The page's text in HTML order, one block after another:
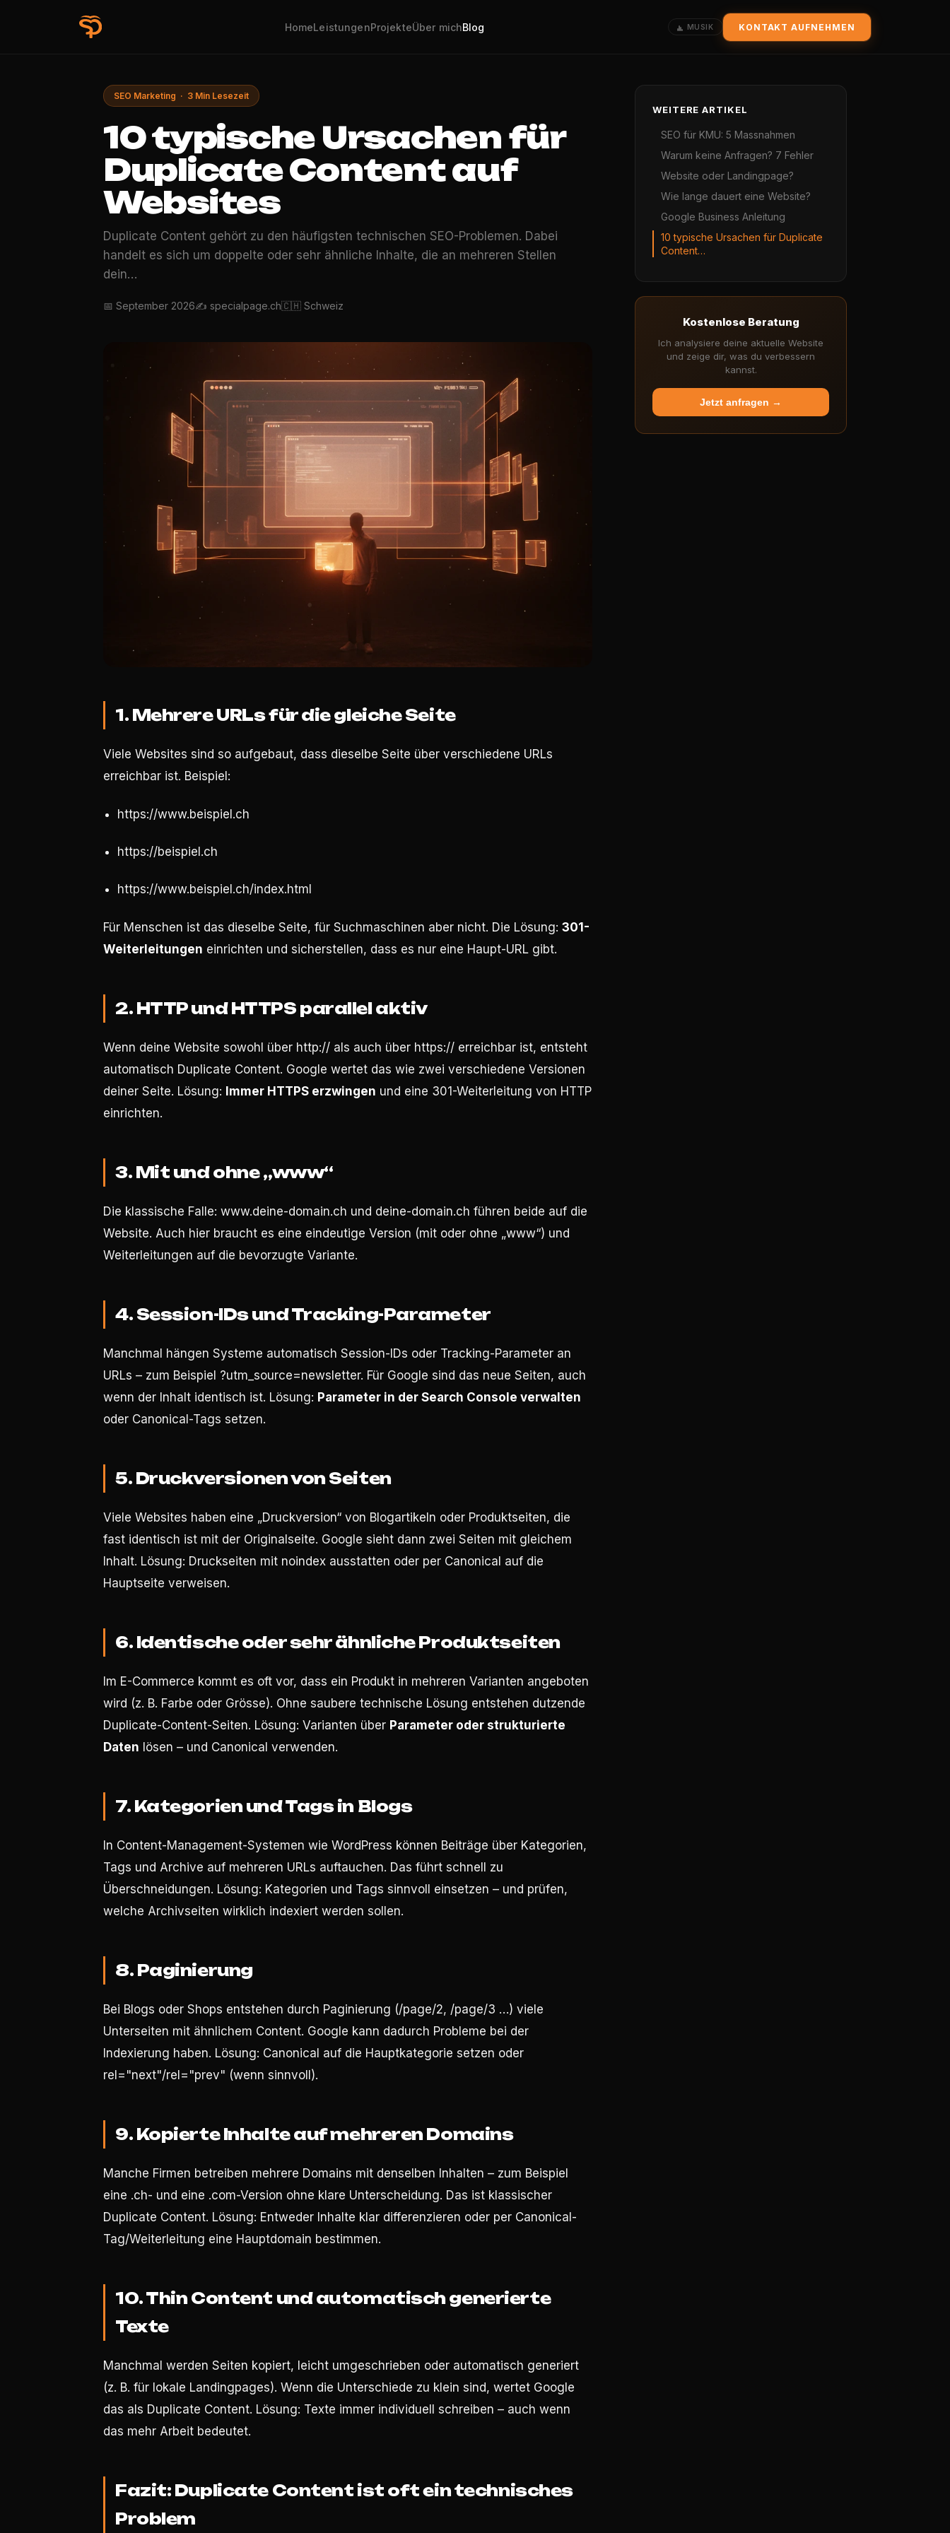
HomeLeistungenProjekteÜber michBlog MUSIK KONTAKT AUFNEHMEN
SEO Marketing · 3 Min Lesezeit
10 typische Ursachen für
Duplicate Content auf
Websites
Duplicate Content gehört zu den häufigsten technischen SEO-Problemen. Dabei
handelt es sich um doppelte oder sehr ähnliche Inhalte, die an mehreren Stellen
dein…
📅 September 2026✍️ specialpage.ch🇨🇭 Schweiz
1. Mehrere URLs für die gleiche Seite
Viele Websites sind so aufgebaut, dass dieselbe Seite über verschiedene URLs
erreichbar ist. Beispiel:
https://www.beispiel.ch
https://beispiel.ch
https://www.beispiel.ch/index.html
Für Menschen ist das dieselbe Seite, für Suchmaschinen aber nicht. Die Lösung: 301-
Weiterleitungen einrichten und sicherstellen, dass es nur eine Haupt-URL gibt.
2. HTTP und HTTPS parallel aktiv
Wenn deine Website sowohl über http:// als auch über https:// erreichbar ist, entsteht
automatisch Duplicate Content. Google wertet das wie zwei verschiedene Versionen
deiner Seite. Lösung: Immer HTTPS erzwingen und eine 301-Weiterleitung von HTTP
einrichten.
3. Mit und ohne „www“
Die klassische Falle: www.deine-domain.ch und deine-domain.ch führen beide auf die
Website. Auch hier braucht es eine eindeutige Version (mit oder ohne „www“) und
Weiterleitungen auf die bevorzugte Variante.
4. Session-IDs und Tracking-Parameter
Manchmal hängen Systeme automatisch Session-IDs oder Tracking-Parameter an
URLs – zum Beispiel ?utm_source=newsletter. Für Google sind das neue Seiten, auch
wenn der Inhalt identisch ist. Lösung: Parameter in der Search Console verwalten
oder Canonical-Tags setzen.
5. Druckversionen von Seiten
Viele Websites haben eine „Druckversion“ von Blogartikeln oder Produktseiten, die
fast identisch ist mit der Originalseite. Google sieht dann zwei Seiten mit gleichem
Inhalt. Lösung: Druckseiten mit noindex ausstatten oder per Canonical auf die
Hauptseite verweisen.
6. Identische oder sehr ähnliche Produktseiten
Im E-Commerce kommt es oft vor, dass ein Produkt in mehreren Varianten angeboten
wird (z. B. Farbe oder Grösse). Ohne saubere technische Lösung entstehen dutzende
Duplicate-Content-Seiten. Lösung: Varianten über Parameter oder strukturierte
Daten lösen – und Canonical verwenden.
7. Kategorien und Tags in Blogs
In Content-Management-Systemen wie WordPress können Beiträge über Kategorien,
Tags und Archive auf mehreren URLs auftauchen. Das führt schnell zu
Überschneidungen. Lösung: Kategorien und Tags sinnvoll einsetzen – und prüfen,
welche Archivseiten wirklich indexiert werden sollen.
8. Paginierung
Bei Blogs oder Shops entstehen durch Paginierung (/page/2, /page/3 …) viele
Unterseiten mit ähnlichem Content. Google kann dadurch Probleme bei der
Indexierung haben. Lösung: Canonical auf die Hauptkategorie setzen oder
rel="next"/rel="prev" (wenn sinnvoll).
9. Kopierte Inhalte auf mehreren Domains
Manche Firmen betreiben mehrere Domains mit denselben Inhalten – zum Beispiel
eine .ch- und eine .com-Version ohne klare Unterscheidung. Das ist klassischer
Duplicate Content. Lösung: Entweder Inhalte klar differenzieren oder per Canonical-
Tag/Weiterleitung eine Hauptdomain bestimmen.
10. Thin Content und automatisch generierte
Texte
Manchmal werden Seiten kopiert, leicht umgeschrieben oder automatisch generiert
(z. B. für lokale Landingpages). Wenn die Unterschiede zu klein sind, wertet Google
das als Duplicate Content. Lösung: Texte immer individuell schreiben – auch wenn
das mehr Arbeit bedeutet.
Fazit: Duplicate Content ist oft ein technisches
Problem
WEITERE ARTIKEL
SEO für KMU: 5 Massnahmen
Warum keine Anfragen? 7 Fehler
Website oder Landingpage?
Wie lange dauert eine Website?
Google Business Anleitung
10 typische Ursachen für Duplicate
Content…
Kostenlose Beratung
Ich analysiere deine aktuelle Website
und zeige dir, was du verbessern
kannst.
Jetzt anfragen →